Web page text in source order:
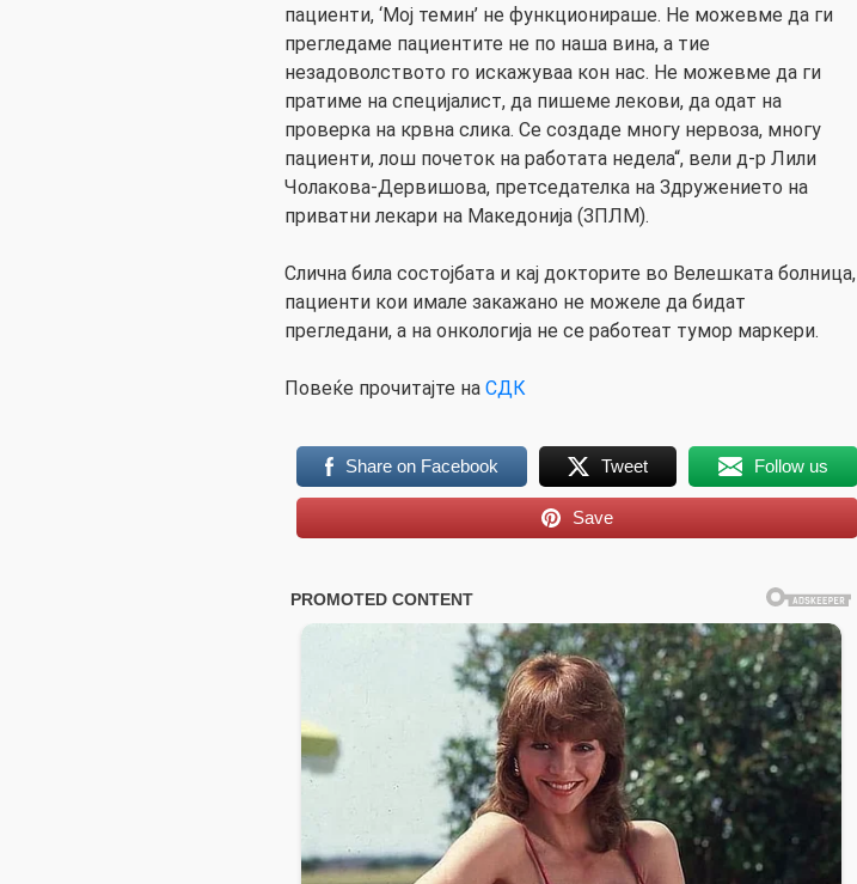
пациенти, ‘Мој темин’ не функционираше. Не можевме да ги
прегледаме пациентите не по наша вина, а тие
незадоволството го искажуваа кон нас. Не можевме да ги
пратиме на специјалист, да пишеме лекови, да одат на
проверка на крвна слика. Се создаде многу нервоза, многу
пациенти, лош почеток на работата недела“, вели д-р Лили
Чолакова-Дервишова, претседателка на Здружението на
приватни лекари на Македонија (ЗПЛМ).
Слична била состојбата и кај докторите во Велешката болница,
пациенти кои имале закажано не можеле да бидат
прегледани, а на онкологија не се работеат тумор маркери.
Повеќе прочитајте на СДК
Share on Facebook Tweet Follow us
Save